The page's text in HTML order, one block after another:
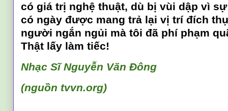
có giá trị nghệ thuật, dù bị vùi dập vì
có ngày được mang trả lại vị trí đích
người ngắn ngủi mà tôi đã phí phạm
Thật lấy làm tiếc!
Nhạc Sĩ Nguyễn Văn Đông
(nguồn tvvn.org)